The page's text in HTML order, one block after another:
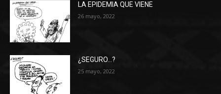
LA EPIDEMIA QUE VIENE
26 mayo, 2022
¿SEGURO…?
25 mayo, 2022